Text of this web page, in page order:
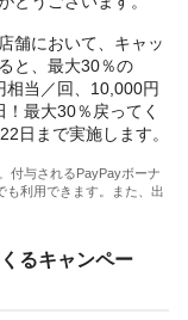
舗において、キャッ
と、最大30％の
当／回、10,000円
最大30％戻ってく
日まで実施します。
付与されるPayPayボーナ
も利用できます。また、出
るキャンペー